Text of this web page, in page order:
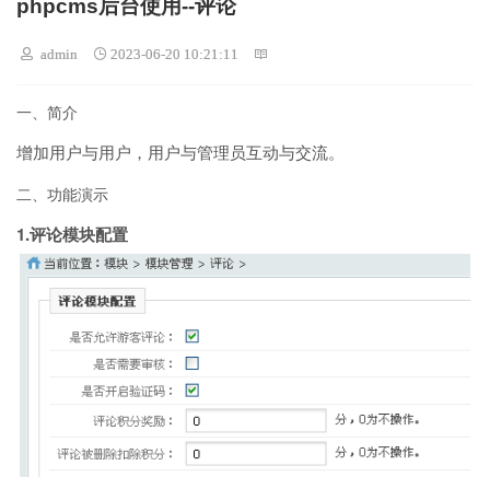
phpcms后台使用--评论
 admin  2023-06-20 10:21:11 
一、简介
增加用户与用户，用户与管理员互动与交流。
二、功能演示
1.评论模块配置